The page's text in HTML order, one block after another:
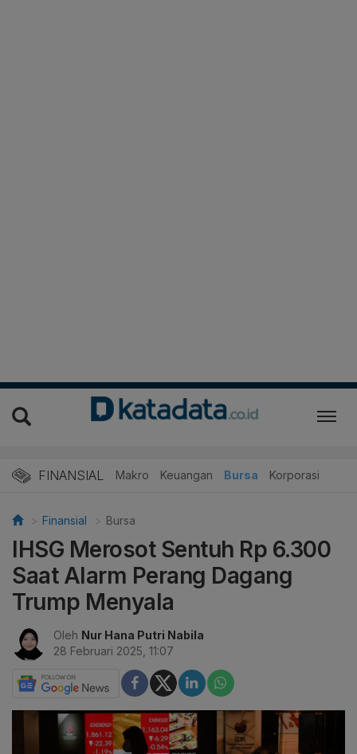
FINANSIAL Makro Keuangan Bursa Korporasi
Finansial Bursa
IHSG Merosot Sentuh Rp 6.300
Saat Alarm Perang Dagang
Trump Menyala
Oleh Nur Hana Putri Nabila
28 Februari 2025, 11:07